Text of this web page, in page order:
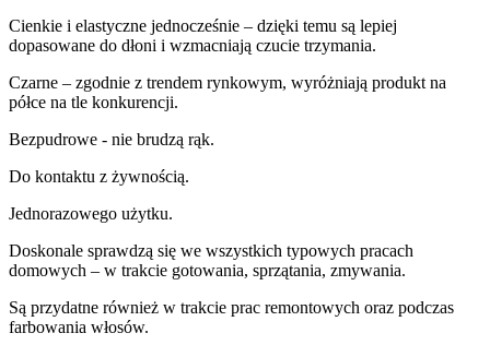
Cienkie i elastyczne jednocześnie – dzięki temu są lepiej
dopasowane do dłoni i wzmacniają czucie trzymania.
Czarne – zgodnie z trendem rynkowym, wyróżniają produkt na
półce na tle konkurencji.
Bezpudrowe - nie brudzą rąk.
Do kontaktu z żywnością.
Jednorazowego użytku.
Doskonale sprawdzą się we wszystkich typowych pracach
domowych – w trakcie gotowania, sprzątania, zmywania.
Są przydatne również w trakcie prac remontowych oraz podczas
farbowania włosów.